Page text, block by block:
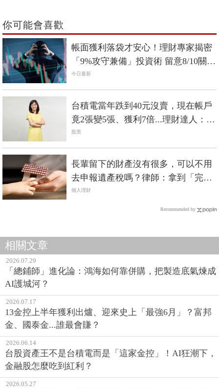
你可能會喜歡
帳面獲利落袋才安心！理財專家揭密
「9%攻守兼備」投資術 留意8/10關鍵
日
今日最新
台積電當年跌到40元沒賣，現在帳戶
竟2張變5張、獲利7倍...理財達人：個
股賺5倍以上通常只有2種情況
股票
長輩留下的財產沒有很多，可以不用
去申報遺產稅嗎？律師：拿到「完稅
證明」才是關鍵
個人理財
Recommended by
相關文章
2026.07.29
「總鋪師」進化論：鴻海如何靠併購，把製造底氣煉成
AI護城河？
2026.07.17
13金控上半年獲利出爐、迎來史上「最強6月」？富邦
金、國泰金...誰最會賺？
2026.06.14
台股資產王不是台積電而是「這家金控」！AI狂潮下，
金融股怎麼吃到紅利？
2026.05.27